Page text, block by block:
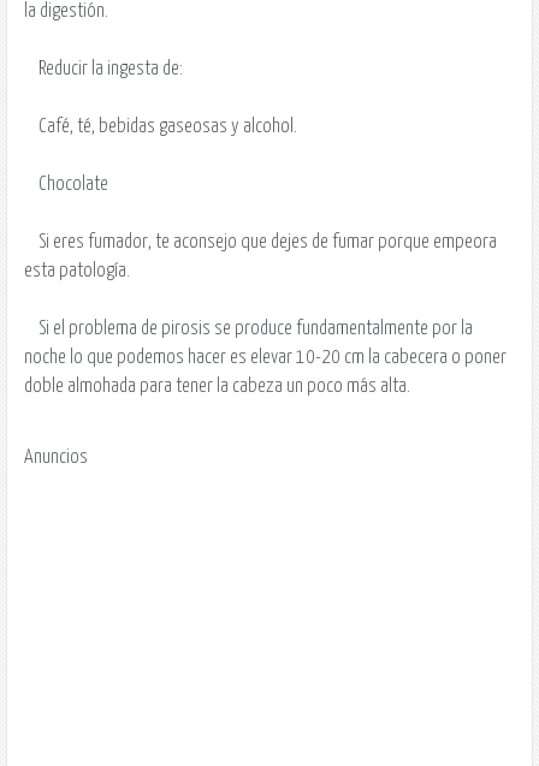
la digestión.
Reducir la ingesta de:
Café, té, bebidas gaseosas y alcohol.
Chocolate
Si eres fumador, te aconsejo que dejes de fumar porque empeora
esta patología.
Si el problema de pirosis se produce fundamentalmente por la
noche lo que podemos hacer es elevar 10-20 cm la cabecera o poner
doble almohada para tener la cabeza un poco más alta.
Anuncios